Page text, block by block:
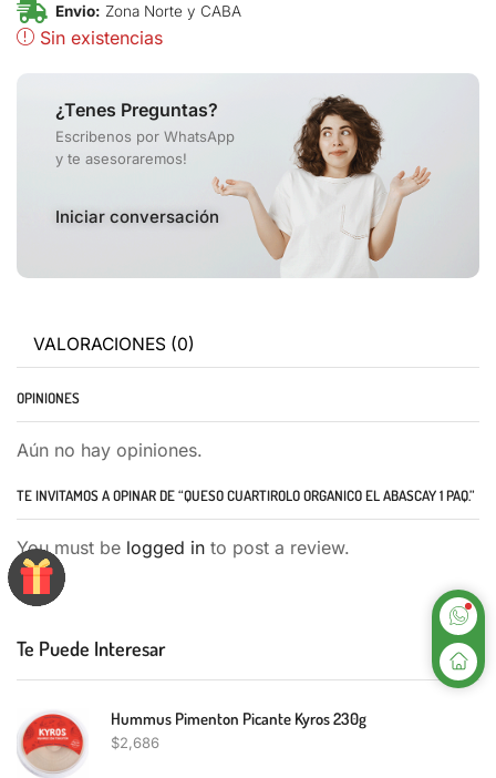
Envio: Zona Norte y CABA
Sin existencias
¿Tenes Preguntas?
Escribenos por WhatsApp
y te asesoraremos!
Iniciar conversación
VALORACIONES (0)
OPINIONES
Aún no hay opiniones.
TE INVITAMOS A OPINAR DE “QUESO CUARTIROLO ORGANICO EL ABASCAY 1 PAQ.”
You must be logged in to post a review.
Te Puede Interesar
Hummus Pimenton Picante Kyros 230g
$2,686